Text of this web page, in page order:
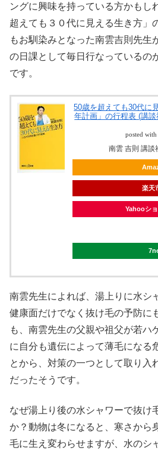
ングに興味を持っている方かもし
超えても３０代に見える生き方」
もお馴染みとなった南雲吉則先生
の日課として毎日行なっているの
です。
50歳を超えても30代に
年計画」の行程表 (講
posted with
南雲 吉則 講談
楽天
Yahooシ
南雲先生によれば、湯上りに水シ
健康面だけでなく抜け毛の予防に
も、南雲先生の父親や祖父が若ハ
に自分も遺伝によって薄毛になる
とから、対策の一つとして取り入
だったそうです。
なぜ湯上り後の水シャワーで抜け
か？動物は冬になると、寒さから
毛に生え変わらせますが、水のシ